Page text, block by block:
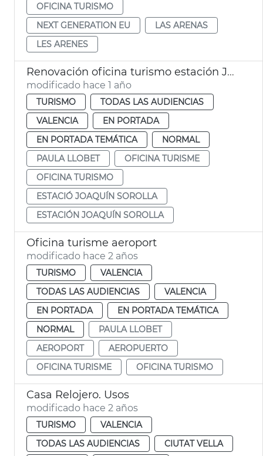
OFICINA TURISMO
NEXT GENERATION EU
LAS ARENAS
LES ARENES
Renovación oficina turismo estación Joaquín Sorolla València
modificado hace 1 año
TURISMO
TODAS LAS AUDIENCIAS
VALENCIA
EN PORTADA
EN PORTADA TEMÁTICA
NORMAL
PAULA LLOBET
OFICINA TURISME
OFICINA TURISMO
ESTACIÓ JOAQUÍN SOROLLA
ESTACIÓN JOAQUÍN SOROLLA
Oficina turisme aeroport
modificado hace 2 años
TURISMO
VALENCIA
TODAS LAS AUDIENCIAS
VALENCIA
EN PORTADA
EN PORTADA TEMÁTICA
NORMAL
PAULA LLOBET
AEROPORT
AEROPUERTO
OFICINA TURISME
OFICINA TURISMO
Casa Relojero. Usos
modificado hace 2 años
TURISMO
VALENCIA
TODAS LAS AUDIENCIAS
CIUTAT VELLA